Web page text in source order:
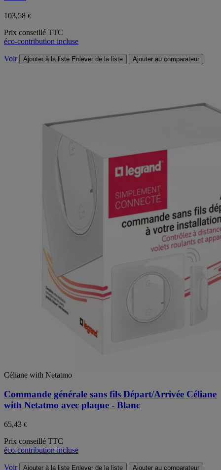
103,58 €
Prix conseillé TTC
éco-contribution incluse
Voir Ajouter à la liste Enlever de la liste Ajouter au comparateur
Céliane with Netatmo
Commande générale sans fils Départ/Arrivée Céliane
with Netatmo avec plaque - Blanc
65,43 €
Prix conseillé TTC
éco-contribution incluse
Voir Ajouter à la liste Enlever de la liste Ajouter au comparateur